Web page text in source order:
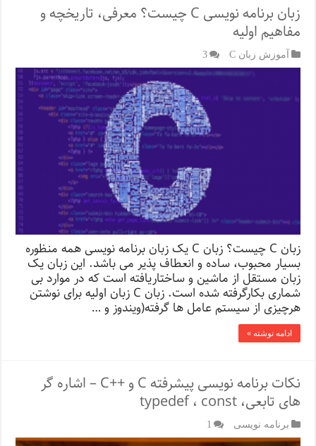
زبان برنامه نویسی C چیست؟ معرفی، تاریخچه و
مفاهیم اولیه
آموزش زبان C 3
زبان C چیست؟ زبان C یک زبان برنامه نویسی همه منظوره
بسیار محبوب، ساده و انعطاف پذیر می باشد. این زبان یک
زبان مستقل از ماشین و ساختاریافته است که در موارد بی
شماری بکارگرفته شده است. زبان C زبان اولیه برای نوشتن
هرچیزی از سیستم عامل ها گرفته(ویندوز و …
ادامه نوشته »
نکات برنامه نویسی پیشرفته C و ++C – اشاره گر
های تابعی، typedef ، const
برنامه نویسی 1